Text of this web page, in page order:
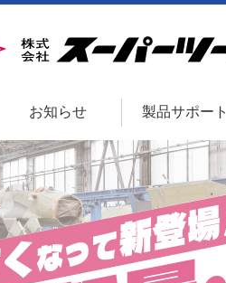
お知らせ 製品サポート